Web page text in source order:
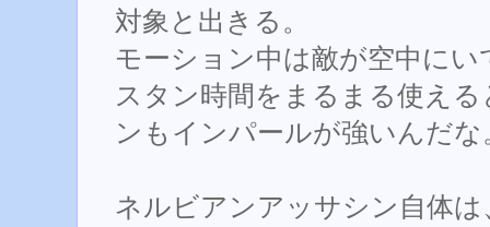
対象と出きる。
モーション中は敵が空中に
スタン時間をまるまる使え
ンもインパールが強いんだな
ネルビアンアッサシン自体